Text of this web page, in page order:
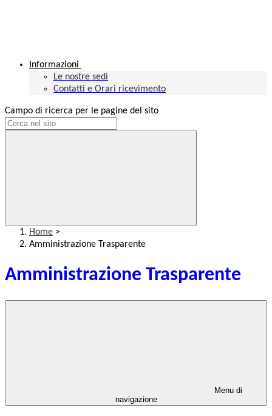
Informazioni
Le nostre sedi
Contatti e Orari ricevimento
Campo di ricerca per le pagine del sito
Home >
Amministrazione Trasparente
Amministrazione Trasparente
Menu di
navigazione